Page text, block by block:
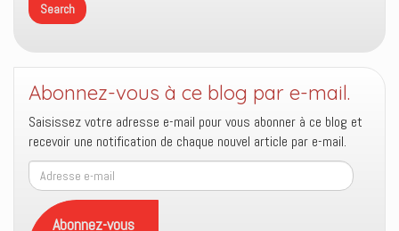
Abonnez-vous à ce blog par e-mail.
Saisissez votre adresse e-mail pour vous abonner à ce blog et
recevoir une notification de chaque nouvel article par e-mail.
Adresse
e-
mail
Abonnez-vous